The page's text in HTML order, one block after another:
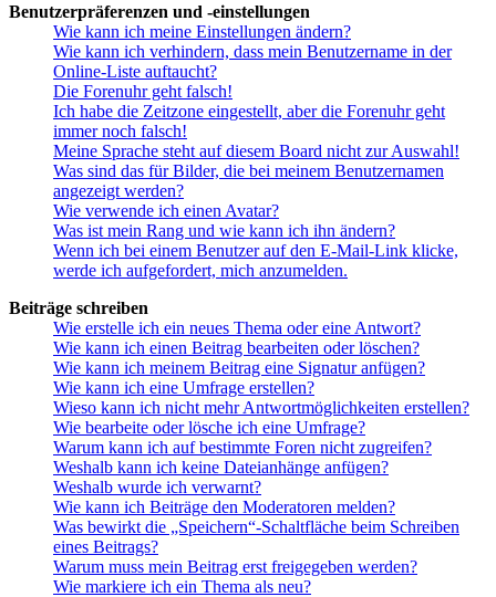
Benutzerpräferenzen und -einstellungen
Wie kann ich meine Einstellungen ändern?
Wie kann ich verhindern, dass mein Benutzername in der
Online-Liste auftaucht?
Die Forenuhr geht falsch!
Ich habe die Zeitzone eingestellt, aber die Forenuhr geht
immer noch falsch!
Meine Sprache steht auf diesem Board nicht zur Auswahl!
Was sind das für Bilder, die bei meinem Benutzernamen
angezeigt werden?
Wie verwende ich einen Avatar?
Was ist mein Rang und wie kann ich ihn ändern?
Wenn ich bei einem Benutzer auf den E-Mail-Link klicke,
werde ich aufgefordert, mich anzumelden.
Beiträge schreiben
Wie erstelle ich ein neues Thema oder eine Antwort?
Wie kann ich einen Beitrag bearbeiten oder löschen?
Wie kann ich meinem Beitrag eine Signatur anfügen?
Wie kann ich eine Umfrage erstellen?
Wieso kann ich nicht mehr Antwortmöglichkeiten erstellen?
Wie bearbeite oder lösche ich eine Umfrage?
Warum kann ich auf bestimmte Foren nicht zugreifen?
Weshalb kann ich keine Dateianhänge anfügen?
Weshalb wurde ich verwarnt?
Wie kann ich Beiträge den Moderatoren melden?
Was bewirkt die „Speichern“-Schaltfläche beim Schreiben
eines Beitrags?
Warum muss mein Beitrag erst freigegeben werden?
Wie markiere ich ein Thema als neu?